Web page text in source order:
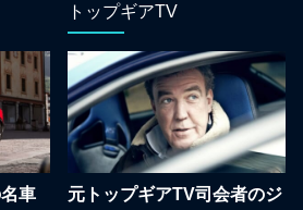
車
トップギアTV
元トップギアTV司会者のジ